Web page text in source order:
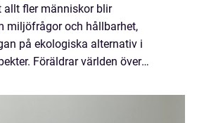
allt fler människor blir
miljöfrågor och hållbarhet,
på ekologiska alternativ i
Föräldrar världen över